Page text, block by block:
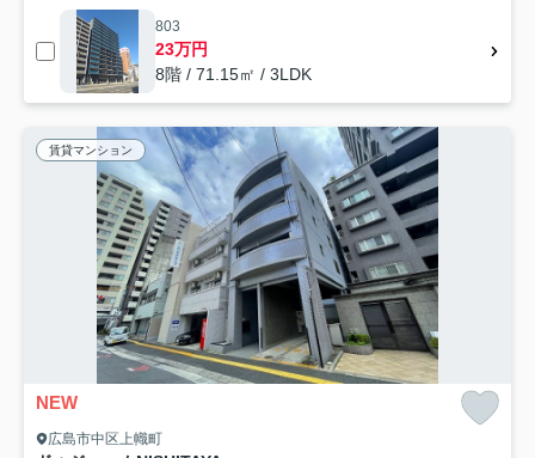
803
23万円
8階 / 71.15㎡ / 3LDK
賃貸マンション
NEW
広島市中区上幟町